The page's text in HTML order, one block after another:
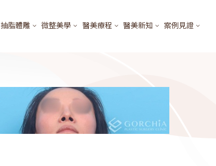
抽脂體雕 微整美學 醫美療程 醫美新知 案例見證